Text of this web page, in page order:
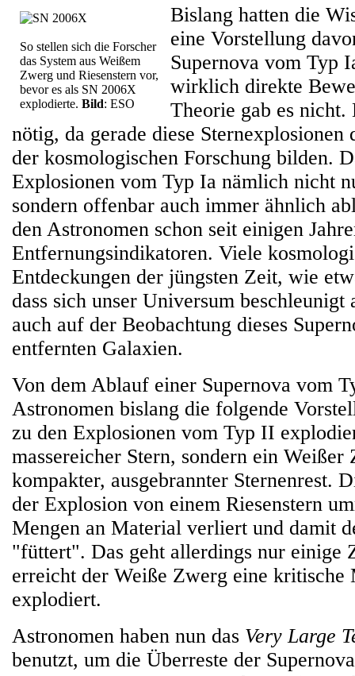
So stellen sich die Forscher
das System aus Weißem
Zwerg und Riesenstern vor,
bevor es als SN 2006X
explodierte. Bild: ESO
Bislang hatten die
eine Vorstellung
Supernova vom Typ
wirklich direkte
Theorie gab es
nötig, da gerade diese Sternexplosionen
der kosmologischen Forschung bilden.
Explosionen vom Typ Ia nämlich nicht
sondern offenbar auch immer ähnlich
den Astronomen schon seit einigen
Entfernungsindikatoren. Viele
Entdeckungen der jüngsten Zeit, wie
dass sich unser Universum beschleunigt
auch auf der Beobachtung dieses
entfernten Galaxien.
Von dem Ablauf einer Supernova vom
Astronomen bislang die folgende
zu den Explosionen vom Typ II
massereicher Stern, sondern ein Weißer
kompakter, ausgebrannter Sternenrest.
der Explosion von einem Riesenstern
Mengen an Material verliert und damit
"füttert". Das geht allerdings nur einige
erreicht der Weiße Zwerg eine kritische
explodiert.
Astronomen haben nun das Very Large
benutzt, um die Überreste der